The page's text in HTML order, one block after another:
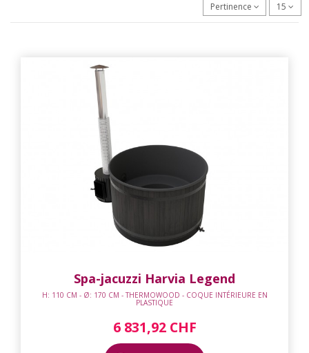
Pertinence 15
Spa-jacuzzi Harvia Legend
H: 110 CM - Ø: 170 CM - THERMOWOOD - COQUE INTÉRIEURE EN
PLASTIQUE
6 831,92 CHF